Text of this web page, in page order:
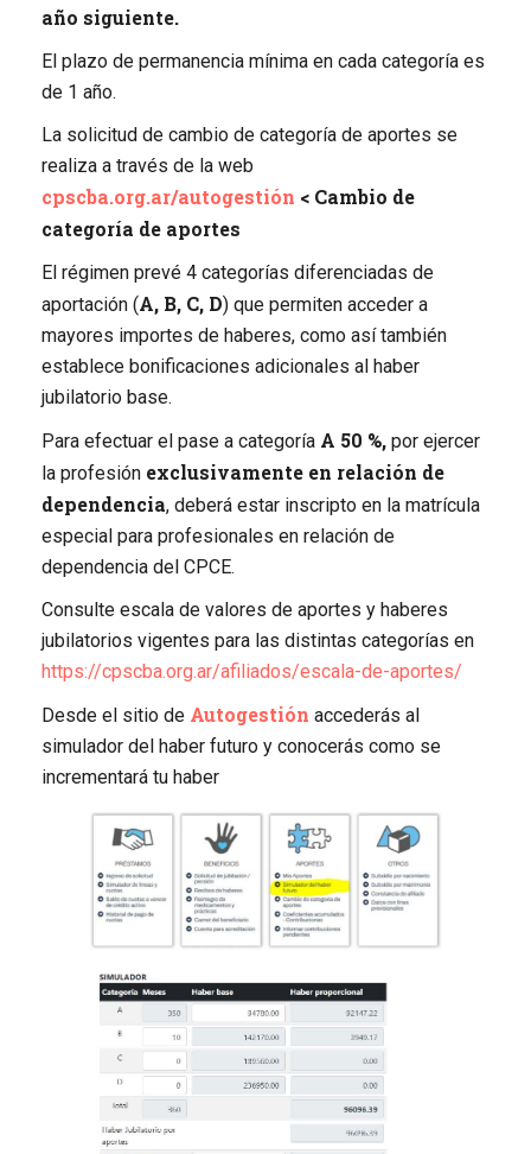
año siguiente.
El plazo de permanencia mínima en cada categoría es
de 1 año.
La solicitud de cambio de categoría de aportes se
realiza a través de la web
cpscba.org.ar/autogestión < Cambio de
categoría de aportes
El régimen prevé 4 categorías diferenciadas de
aportación (A, B, C, D) que permiten acceder a
mayores importes de haberes, como así también
establece bonificaciones adicionales al haber
jubilatorio base.
Para efectuar el pase a categoría A 50 %, por ejercer
la profesión exclusivamente en relación de
dependencia, deberá estar inscripto en la matrícula
especial para profesionales en relación de
dependencia del CPCE.
Consulte escala de valores de aportes y haberes
jubilatorios vigentes para las distintas categorías en
https://cpscba.org.ar/afiliados/escala-de-aportes/
Desde el sitio de Autogestión accederás al
simulador del haber futuro y conocerás como se
incrementará tu haber